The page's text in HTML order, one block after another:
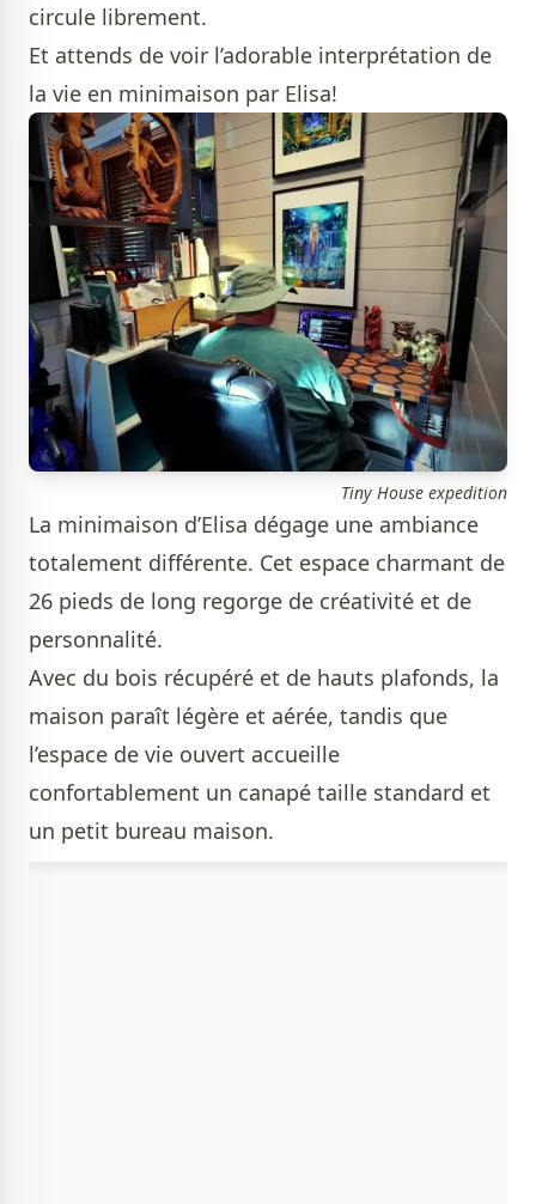
circule librement.
Et attends de voir l’adorable interprétation de
la vie en minimaison par Elisa!
Tiny House expedition
La minimaison d’Elisa dégage une ambiance
totalement différente. Cet espace charmant de
26 pieds de long regorge de créativité et de
personnalité.
Avec du bois récupéré et de hauts plafonds, la
maison paraît légère et aérée, tandis que
l’espace de vie ouvert accueille
confortablement un canapé taille standard et
un petit bureau maison.